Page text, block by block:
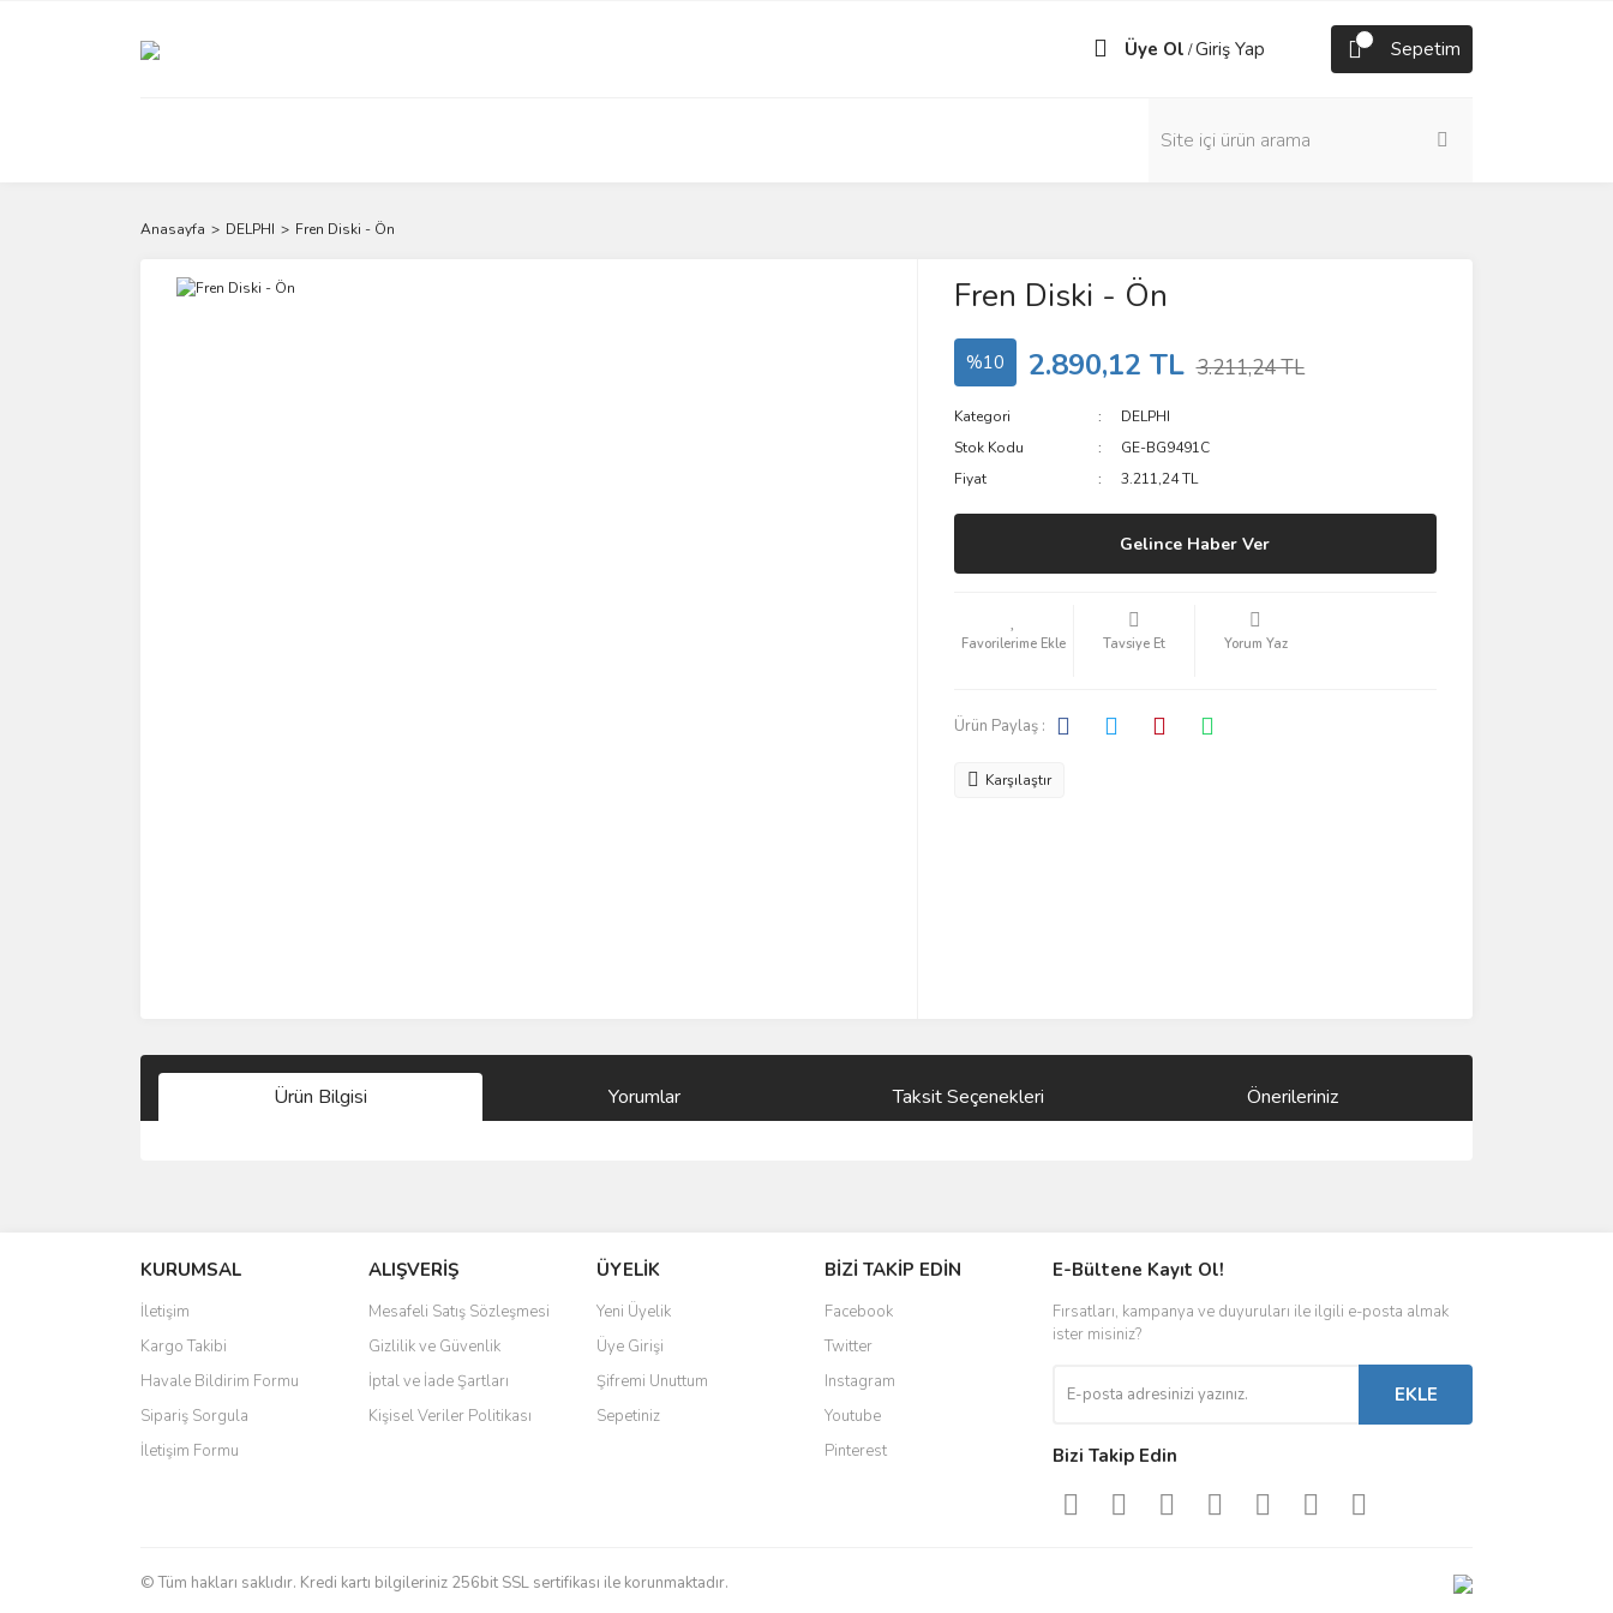
Üye Ol /Giriş Yap Sepetim
Anasayfa DELPHI Fren Diski - Ön
Fren Diski - Ön
%10 2.890,12 TL 3.211,24 TL
Kategori
DELPHI
Stok Kodu
GE-BG9491C
Fiyat
3.211,24 TL
Gelince Haber Ver
Tavsiye Et Yorum Yaz
Ürün Paylaş :
Karşılaştır
Ürün Bilgisi Yorumlar Taksit Seçenekleri Önerileriniz
Ürün resmi kalitesiz, bozuk veya görüntülenemiyor.
Ürün açıklamasında eksik bilgiler bulunuyor.
Ürün bilgilerinde hatalar bulunuyor.
Ürün fiyatı diğer sitelerden daha pahalı.
Bu ürüne benzer farklı alternatifler olmalı.
KURUMSAL
İletişim
Kargo Takibi
Havale Bildirim Formu
Sipariş Sorgula
İletişim Formu
ALIŞVERİŞ
Mesafeli Satış Sözleşmesi
Gizlilik ve Güvenlik
İptal ve İade Şartları
Kişisel Veriler Politikası
ÜYELİK
Yeni Üyelik
Üye Girişi
Şifremi Unuttum
Sepetiniz
BİZİ TAKİP EDİN
Facebook
Twitter
Instagram
Youtube
Pinterest
E-Bültene Kayıt Ol!
Fırsatları, kampanya ve duyuruları ile ilgili e-posta almak
ister misiniz?
EKLE
Bizi Takip Edin
© Tüm hakları saklıdır. Kredi kartı bilgileriniz 256bit SSL sertifikası ile korunmaktadır.